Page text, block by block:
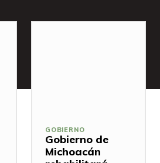
GOBIERNO
Gobierno de
Michoacán